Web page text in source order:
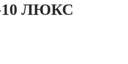
ЛЮКС